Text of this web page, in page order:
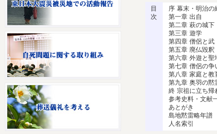
目
次
序 幕末・明治の
第一章 出自
第二章 萩の城下
第三章 遊学
第四章 僧侶と武
第五章 廃仏毀釈
第六章 外遊と聖
第七章 僧侶の争
第八章 家庭と教
第九章 奥羽の黙
終 宗祖に立ち帰
参考史料・文献
あとがき
島地黙雷略年譜
人名索引